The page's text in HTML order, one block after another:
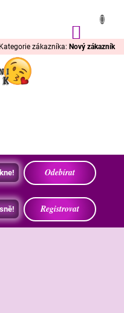
Kategorie zákazníka: Nový zákazník
KOŠÍK
Odebírat
Registrovat